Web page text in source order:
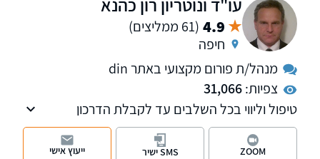
4.9 (61 ממליצים)
חיפה
מנהל/ת פורום מקצועי באתר din
צפיות:31,066
טיפול וליווי בכל השלבים עד לקבלת הדרכון
האירופאי. איתור מסמכים ותעודות באופן ישיר בכל
רחבי אירופה. השירות ניתן בכל רחבי הארץ.
ZOOM SMS ישיר ייעוץ אישי